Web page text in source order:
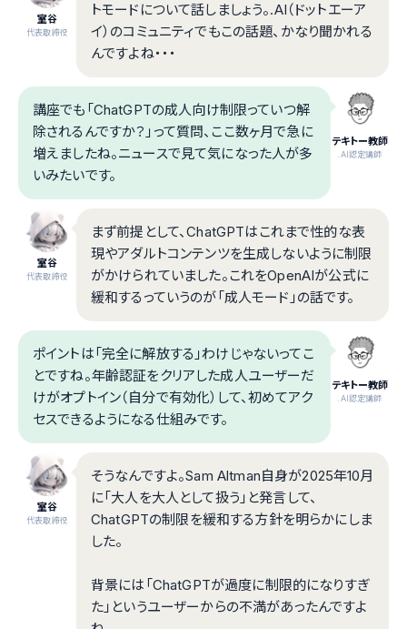
室谷
代表取締役
トモードについて話しましょう。.AI（ドットエーア
イ）のコミュニティでもこの話題、かなり聞かれる
んですよね・・・
テキトー教師
.AI認定講師
講座でも「ChatGPTの成人向け制限っていつ解
除されるんですか？」って質問、ここ数ヶ月で急に
増えましたね。ニュースで見て気になった人が多
いみたいです。
室谷
代表取締役
まず前提として、ChatGPTはこれまで性的な表
現やアダルトコンテンツを生成しないように制限
がかけられていました。これをOpenAIが公式に
緩和するっていうのが「成人モード」の話です。
テキトー教師
.AI認定講師
ポイントは「完全に解放する」わけじゃないってこ
とですね。年齢認証をクリアした成人ユーザーだ
けがオプトイン（自分で有効化）して、初めてアク
セスできるようになる仕組みです。
室谷
代表取締役
そうなんですよ。Sam Altman自身が2025年10月
に「大人を大人として扱う」と発言して、
ChatGPTの制限を緩和する方針を明らかにしま
した。
背景には「ChatGPTが過度に制限的になりすぎ
た」というユーザーからの不満があったんですよ